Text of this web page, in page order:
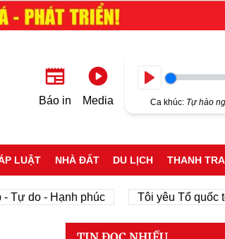
Báo in Media Ca khúc: Tự hào
LUẬT NHÀ ĐẤT DU LỊCH THANH
do - Hạnh phúc Tôi yêu Tổ quốc tôi